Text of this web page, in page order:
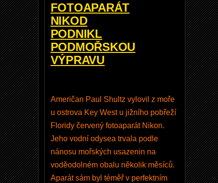
FOTOAPARÁT
NIKOD
PODNIKL
PODMOŘSKOU
VÝPRAVU
Američan Paul Shultz vylovil z moře
u ostrova Key West u jižního pobřeží
Floridy červený fotoaparát Nikon.
Jeho vodní odysea trvala podle
nánosu mořských usazenin na
voděodolném obalu několik měsíců.
Aparát sám byl téměř v perfektním
žijte
toho
, je
to
zdar
Uživ
ké
jmén